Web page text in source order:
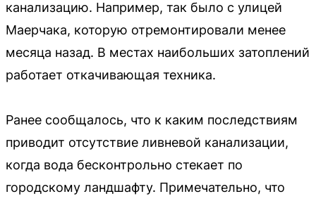
канализацию. Например, так было с улицей
Маерчака, которую отремонтировали менее
месяца назад. В местах наибольших затоплений
работает откачивающая техника.
Ранее сообщалось, что к каким последствиям
приводит отсутствие ливневой канализации,
когда вода бесконтрольно стекает по
городскому ландшафту. Примечательно, что